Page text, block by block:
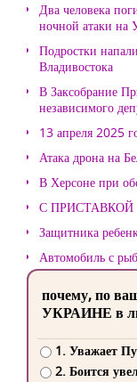
Два человека
ночной атаки на
Подростки
Владивостока
В Заксобрание
независимого
13 апреля 2025
Атака дрона на
В Херсоне при
С
Защитника
Автомобиль с
почему, по
УКРАИНЕ в
1. Уважает
2. Боится